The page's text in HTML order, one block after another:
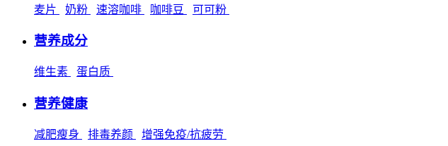
麦片 奶粉 速溶咖啡 咖啡豆 可可粉
营养成分
维生素 蛋白质
营养健康
减肥瘦身 排毒养颜 增强免疫/抗疲劳